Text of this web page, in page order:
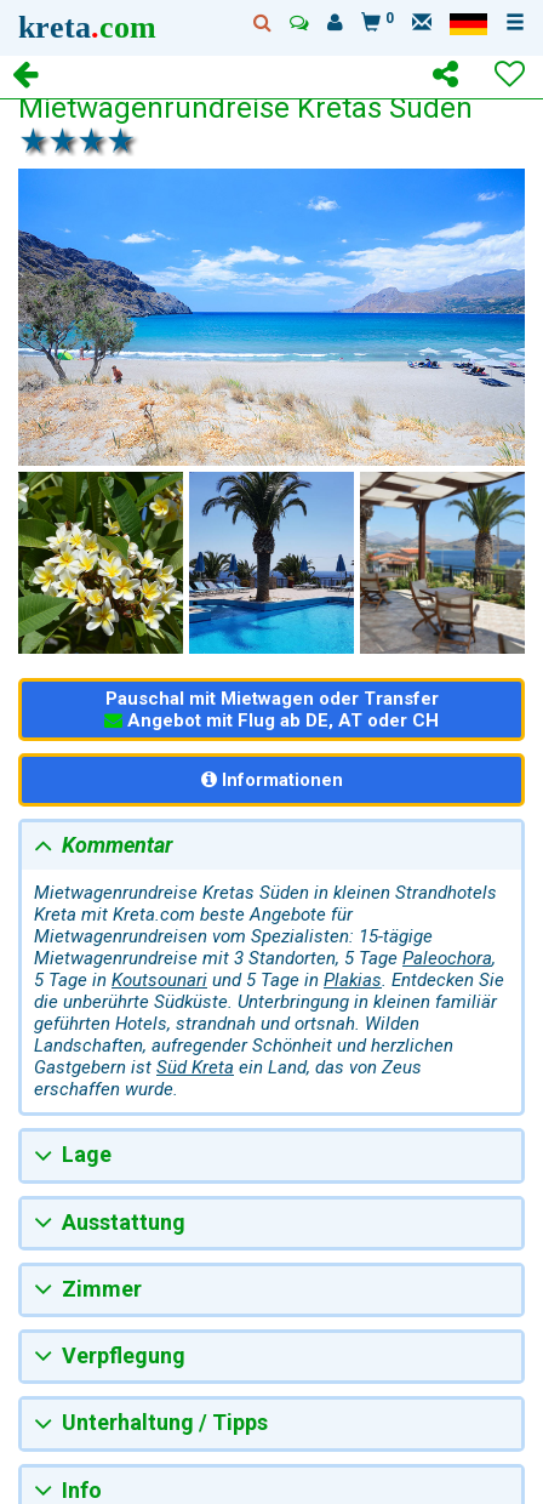
kreta.com 0
Mietwagenrundreise Kretas Süden
Pauschal mit Mietwagen oder Transfer
Angebot mit Flug ab DE, AT oder CH
Informationen
Kommentar
Mietwagenrundreise Kretas Süden in kleinen Strandhotels
Kreta mit Kreta.com beste Angebote für
Mietwagenrundreisen vom Spezialisten: 15-tägige
Mietwagenrundreise mit 3 Standorten, 5 Tage Paleochora,
5 Tage in Koutsounari und 5 Tage in Plakias. Entdecken Sie
die unberührte Südküste. Unterbringung in kleinen familiär
geführten Hotels, strandnah und ortsnah. Wilden
Landschaften, aufregender Schönheit und herzlichen
Gastgebern ist Süd Kreta ein Land, das von Zeus
erschaffen wurde.
Lage
Ausstattung
Zimmer
Verpflegung
Unterhaltung / Tipps
Info